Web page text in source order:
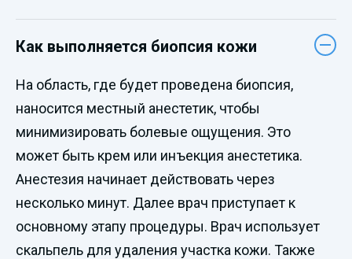
Как выполняется биопсия кожи
На область, где будет проведена биопсия,
наносится местный анестетик, чтобы
минимизировать болевые ощущения. Это
может быть крем или инъекция анестетика.
Анестезия начинает действовать через
несколько минут. Далее врач приступает к
основному этапу процедуры. Врач использует
скальпель для удаления участка кожи. Также